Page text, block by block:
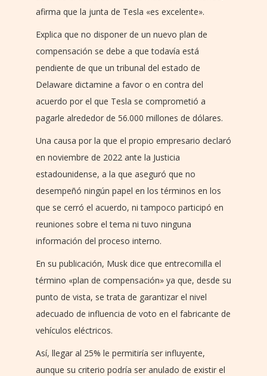
afirma que la junta de Tesla «es excelente».
Explica que no disponer de un nuevo plan de
compensación se debe a que todavía está
pendiente de que un tribunal del estado de
Delaware dictamine a favor o en contra del
acuerdo por el que Tesla se comprometió a
pagarle alrededor de 56.000 millones de dólares.
Una causa por la que el propio empresario declaró
en noviembre de 2022 ante la Justicia
estadounidense, a la que aseguró que no
desempeñó ningún papel en los términos en los
que se cerró el acuerdo, ni tampoco participó en
reuniones sobre el tema ni tuvo ninguna
información del proceso interno.
En su publicación, Musk dice que entrecomilla el
término «plan de compensación» ya que, desde su
punto de vista, se trata de garantizar el nivel
adecuado de influencia de voto en el fabricante de
vehículos eléctricos.
Así, llegar al 25% le permitiría ser influyente,
aunque su criterio podría ser anulado de existir el